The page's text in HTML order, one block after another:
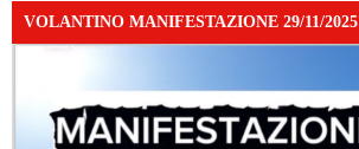
VOLANTINO MANIFESTAZIONE 29/11/2025